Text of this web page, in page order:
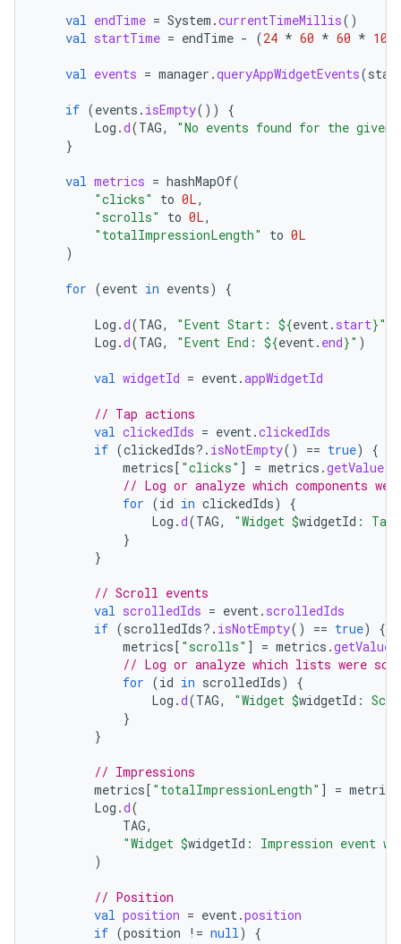
val endTime = System .currentTimeMillis()
val startTime = endTime - (24 * 60 * 60 * 1000
val events = manager .queryAppWidgetEvents(
if (events . isEmpty())
{
Log .d(TAG,
"No events found for the given
}
val metrics = hashMapOf(
"clicks"
to 0L,
"scrolls"
to 0L,
"totalImpressionLength"
to 0L
)
for (event in events) {
Log .d(TAG, "Event Start: ${event. start}"
Log .d(TAG, "Event End: ${event. end}" )
val widgetId = event.appWidgetId
// Tap actions
val clickedIds = event.clickedIds
if (clickedIds?. isNotEmpty() == true)
{
metrics[ "clicks" ] = metrics .getValue
// Log or analyze which components
for (id in clickedIds)
{
Log .d(TAG, "Widget $widgetId : Tap
}
}
// Scroll events
val scrolledIds = event. scrolledIds
if (scrolledIds?. isNotEmpty() == true)
{
metrics[ "scrolls" ] = metrics .getValue
// Log or analyze which lists were
for (id in scrolledIds)
{
Log .d(TAG, "Widget $widgetId :
}
}
// Impressions
metrics[ "totalImpressionLength" ] = metrics
Log .d(
TAG,
"Widget $widgetId : Impression event
)
// Position
val position = event.position
if (position != null)
{